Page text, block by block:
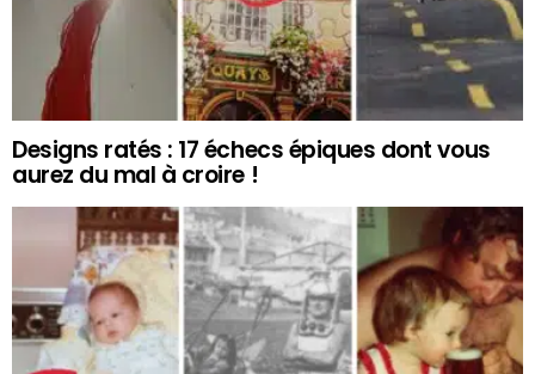
Designs ratés : 17 échecs épiques dont vous
aurez du mal à croire !